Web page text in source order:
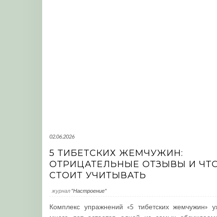
02.06.2026
5 ТИБЕТСКИХ ЖЕМЧУЖИН:
ОТРИЦАТЕЛЬНЫЕ ОТЗЫВЫ И
СТОИТ УЧИТЫВАТЬ
журнал "Настроение"
Комплекс упражнений «5 тибетских жемчужин»